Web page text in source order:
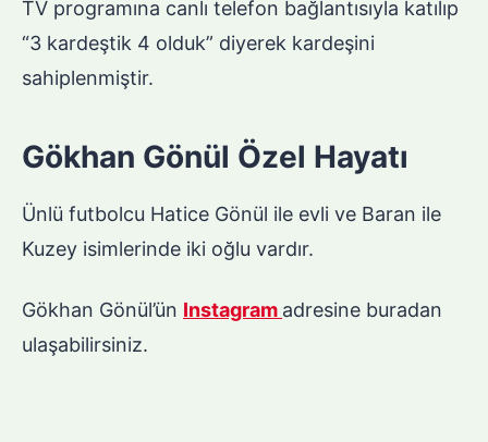
TV programına canlı telefon bağlantısıyla katılıp
“3 kardeştik 4 olduk” diyerek kardeşini
sahiplenmiştir.
Gökhan Gönül Özel Hayatı
Ünlü futbolcu Hatice Gönül ile evli ve Baran ile
Kuzey isimlerinde iki oğlu vardır.
Gökhan Gönül’ün Instagram adresine buradan
ulaşabilirsiniz.